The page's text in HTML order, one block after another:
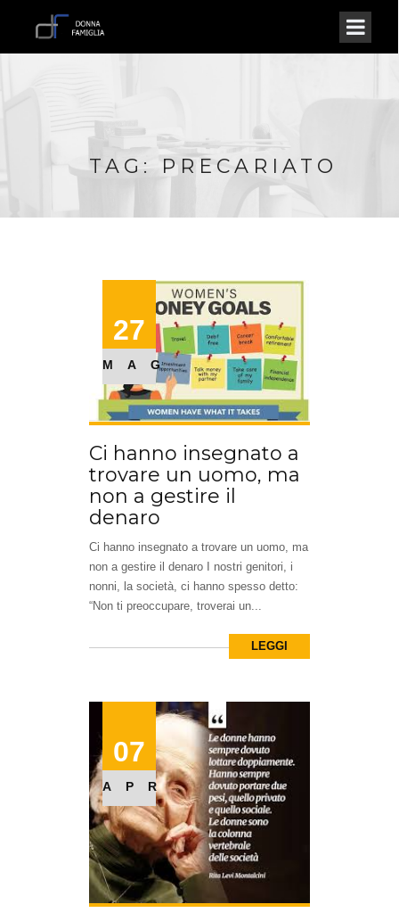
TAG: PRECARIATO
27
MAG
Ci hanno insegnato a
trovare un uomo, ma
non a gestire il
denaro
Ci hanno insegnato a trovare un uomo, ma
non a gestire il denaro I nostri genitori, i
nonni, la società, ci hanno spesso detto:
“Non ti preoccupare, troverai un...
LEGGI
07
APR